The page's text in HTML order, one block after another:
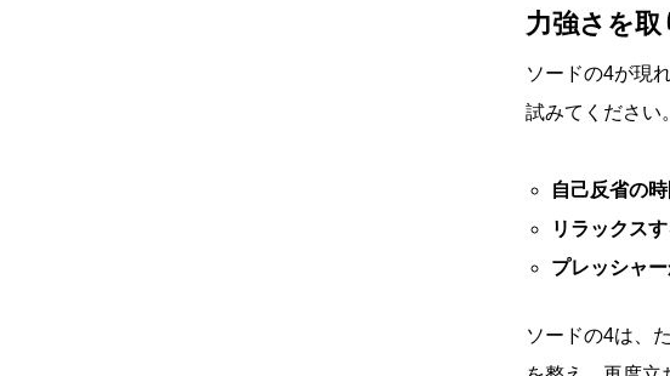
力強さを
ソードの4が現
試みてください。
自己反省の
リラックス
プレッシャ
ソードの4は、